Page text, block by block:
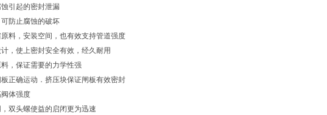
引起的密封泄漏
防止腐蚀的破坏
料，安装空间，也有效支持管道强度
，使上密封安全有效，经久耐用
，保证需要的力学性强
正确运动．挤压块保证闸板有效密封
体强度
双头螺使益的启闭更为迅速